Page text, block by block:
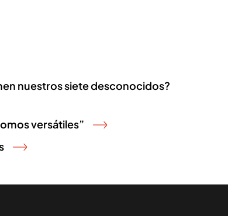
nuestros siete desconocidos?
versátiles”